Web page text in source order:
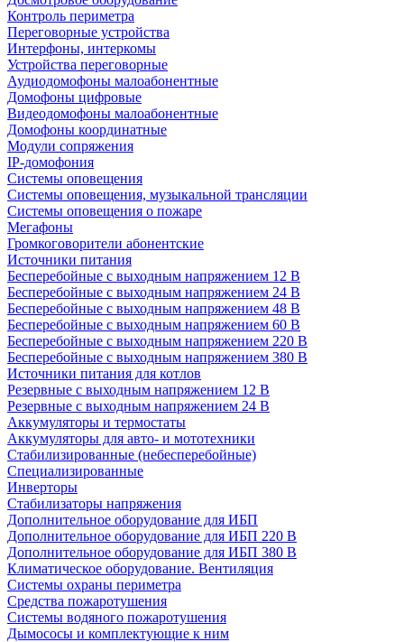
Контроль периметра
Переговорные устройства
Интерфоны, интеркомы
Устройства переговорные
Аудиодомофоны малоабонентные
Домофоны цифровые
Видеодомофоны малоабонентные
Домофоны координатные
Модули сопряжения
IP-домофония
Системы оповещения
Системы оповещения, музыкальной трансляции
Системы оповещения о пожаре
Мегафоны
Громкоговорители абонентские
Источники питания
Бесперебойные с выходным напряжением 12 В
Бесперебойные с выходным напряжением 24 В
Бесперебойные с выходным напряжением 48 В
Бесперебойные с выходным напряжением 60 В
Бесперебойные с выходным напряжением 220 В
Бесперебойные с выходным напряжением 380 В
Источники питания для котлов
Резервные с выходным напряжением 12 В
Резервные с выходным напряжением 24 В
Аккумуляторы и термостаты
Аккумуляторы для авто- и мототехники
Стабилизированные (небесперебойные)
Специализированные
Инверторы
Стабилизаторы напряжения
Дополнительное оборудование для ИБП
Дополнительное оборудование для ИБП 220 В
Дополнительное оборудование для ИБП 380 В
Климатическое оборудование. Вентиляция
Системы охраны периметра
Средства пожаротушения
Системы водяного пожаротушения
Дымососы и комплектующие к ним